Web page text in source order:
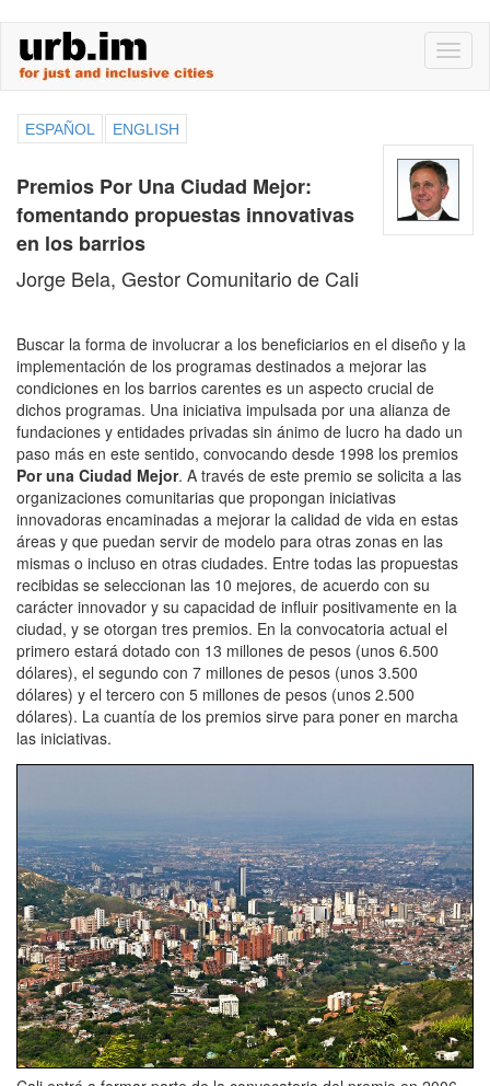
main
ESPAÑOL ENGLISH
Premios Por Una Ciudad Mejor:
fomentando propuestas innovativas
en los barrios
Jorge Bela, Gestor Comunitario de Cali
Buscar la forma de involucrar a los beneficiarios en el diseño y la
implementación de los programas destinados a mejorar las
condiciones en los barrios carentes es un aspecto crucial de
dichos programas. Una iniciativa impulsada por una alianza de
fundaciones y entidades privadas sin ánimo de lucro ha dado un
paso más en este sentido, convocando desde 1998 los premios
Por una Ciudad Mejor. A través de este premio se solicita a las
organizaciones comunitarias que propongan iniciativas
innovadoras encaminadas a mejorar la calidad de vida en estas
áreas y que puedan servir de modelo para otras zonas en las
mismas o incluso en otras ciudades. Entre todas las propuestas
recibidas se seleccionan las 10 mejores, de acuerdo con su
carácter innovador y su capacidad de influir positivamente en la
ciudad, y se otorgan tres premios. En la convocatoria actual el
primero estará dotado con 13 millones de pesos (unos 6.500
dólares), el segundo con 7 millones de pesos (unos 3.500
dólares) y el tercero con 5 millones de pesos (unos 2.500
dólares). La cuantía de los premios sirve para poner en marcha
las iniciativas.